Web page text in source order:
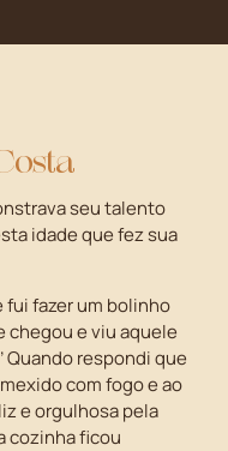
seu talento
idade que fez sua
fui fazer um bolinho
chegou e viu aquele
Quando respondi que
com fogo e ao
e orgulhosa pela
cozinha ficou